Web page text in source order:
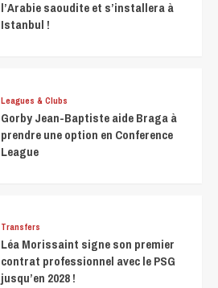
l’Arabie saoudite et s’installera à
Istanbul !
Leagues & Clubs
Gorby Jean-Baptiste aide Braga à
prendre une option en Conference
League
Transfers
Léa Morissaint signe son premier
contrat professionnel avec le PSG
jusqu’en 2028 !